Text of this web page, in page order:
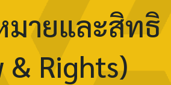
มายและสิทธิ
& Rights)